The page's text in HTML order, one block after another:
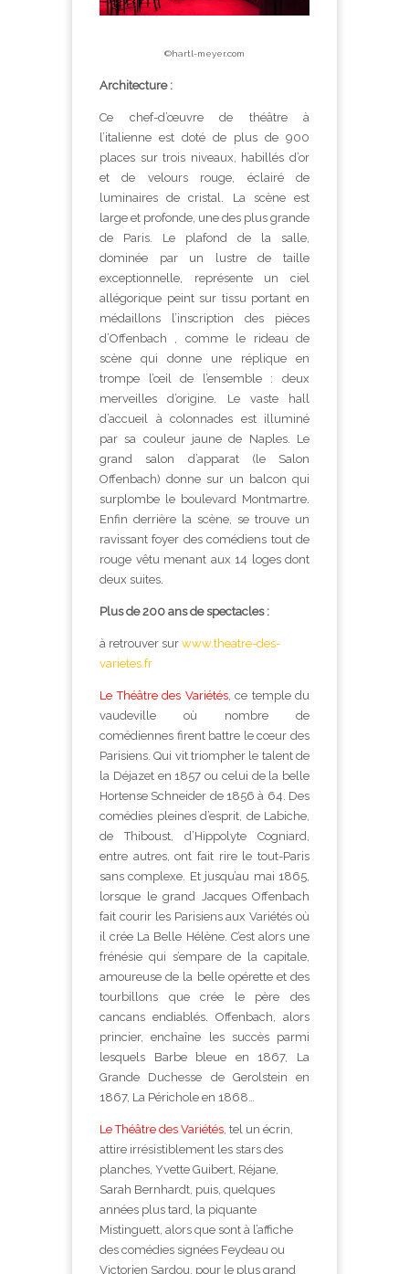
©hartl-meyer.com
Architecture :
Ce chef-d’œuvre de théâtre à
l’italienne est doté de plus de 900
places sur trois niveaux, habillés d’or
et de velours rouge, éclairé de
luminaires de cristal. La scène est
large et profonde, une des plus grande
de Paris. Le plafond de la salle,
dominée par un lustre de taille
exceptionnelle, représente un ciel
allégorique peint sur tissu portant en
médaillons l’inscription des pièces
d’Offenbach , comme le rideau de
scène qui donne une réplique en
trompe l’œil de l’ensemble : deux
merveilles d’origine. Le vaste hall
d’accueil à colonnades est illuminé
par sa couleur jaune de Naples. Le
grand salon d’apparat (le Salon
Offenbach) donne sur un balcon qui
surplombe le boulevard Montmartre.
Enfin derrière la scène, se trouve un
ravissant foyer des comédiens tout de
rouge vêtu menant aux 14 loges dont
deux suites.
Plus de 200 ans de spectacles :
à retrouver sur www.theatre-des-
varietes.fr
Le Théâtre des Variétés, ce temple du
vaudeville où nombre de
comédiennes firent battre le cœur des
Parisiens. Qui vit triompher le talent de
la Déjazet en 1857 ou celui de la belle
Hortense Schneider de 1856 à 64. Des
comédies pleines d’esprit, de Labiche,
de Thiboust, d’Hippolyte Cogniard,
entre autres, ont fait rire le tout-Paris
sans complexe. Et jusqu’au mai 1865,
lorsque le grand Jacques Offenbach
fait courir les Parisiens aux Variétés où
il crée La Belle Hélène. C’est alors une
frénésie qui s’empare de la capitale,
amoureuse de la belle opérette et des
tourbillons que crée le père des
cancans endiablés. Offenbach, alors
princier, enchaîne les succès parmi
lesquels Barbe bleue en 1867, La
Grande Duchesse de Gerolstein en
1867, La Périchole en 1868…
Le Théâtre des Variétés , tel un écrin,
attire irrésistiblement les stars des
planches, Yvette Guibert, Réjane,
Sarah Bernhardt, puis, quelques
années plus tard, la piquante
Mistinguett, alors que sont à l’affiche
des comédies signées Feydeau ou
Victorien Sardou, pour le plus grand